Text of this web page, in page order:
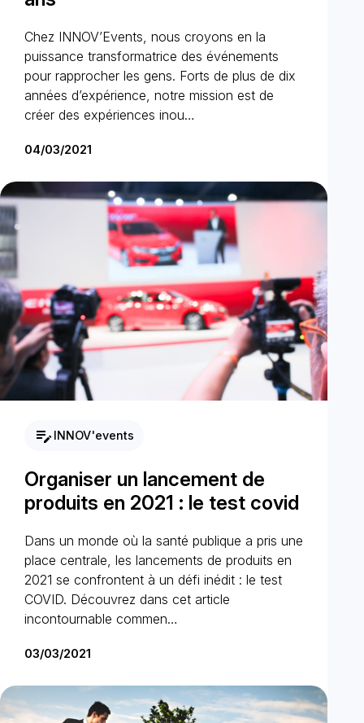
Chez INNOV’Events, nous croyons en la
puissance transformatrice des événements
pour rapprocher les gens. Forts de plus de dix
années d’expérience, notre mission est de
créer des expériences inou…
04/03/2021
edit_note INNOV'events
Organiser un lancement de
produits en 2021 : le test covid
Dans un monde où la santé publique a pris une
place centrale, les lancements de produits en
2021 se confrontent à un défi inédit : le test
COVID. Découvrez dans cet article
incontournable commen…
03/03/2021